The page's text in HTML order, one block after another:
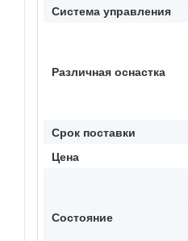
Система управления
Различная оснастка
Срок поставки
Цена
Состояние